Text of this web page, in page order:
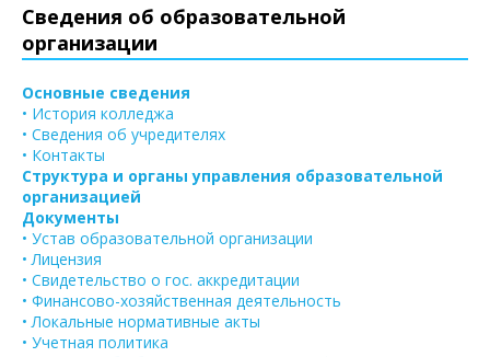
Сведения об образовательной
организации
Основные сведения
• История колледжа
• Сведения об учредителях
• Контакты
Структура и органы управления образовательной
организацией
Документы
• Устав образовательной организации
• Лицензия
• Свидетельство о гос. аккредитации
• Финансово-хозяйственная деятельность
• Локальные нормативные акты
• Учетная политика